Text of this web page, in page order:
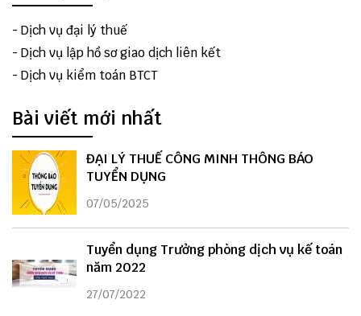
- Dịch vụ đại lý thuế
- Dịch vụ lập hồ sơ giao dịch liên kết
- Dịch vụ kiểm toán BTCT
Bài viết mới nhất
ĐẠI LÝ THUẾ CÔNG MINH THÔNG BÁO
TUYỂN DỤNG
07/05/2025
Tuyển dụng Trưởng phòng dịch vụ kế toán
năm 2022
27/07/2022